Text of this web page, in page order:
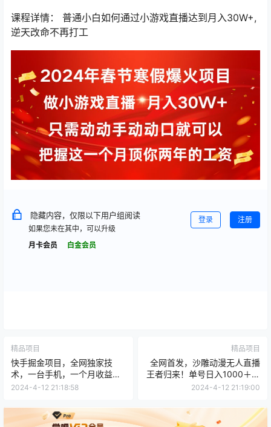
课程详情： 普通小白如何通过小游戏直播达到月入30W+,
逆天改命不再打工
隐藏内容，仅限以下用户组阅读
如果您未在其中，可以升级
月卡会员
白金会员
登录 注册
精品项目
快手掘金项目，全网独家技
术，一台手机，一个月收益
5000+，简单暴利
2024-4-12 21:18:58
精品项目
全网首发，沙雕动漫无人直播
王者归来！单号日入1000＋落
地保姆级教程+素材
2024-4-12 21:19:00